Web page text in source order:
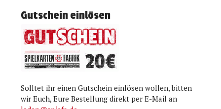
Gutschein einlösen
Solltet ihr einen Gutschein einlösen wollen, bitten
wir Euch, Eure Bestellung direkt per E-Mail an